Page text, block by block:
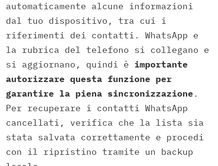
automaticamente alcune informazioni
dal tuo dispositivo, tra cui i
riferimenti dei contatti. WhatsApp e
la rubrica del telefono si collegano e
si aggiornano, quindi è importante
autorizzare questa funzione per
garantire la piena sincronizzazione .
Per recuperare i contatti WhatsApp
cancellati, verifica che la lista sia
stata salvata correttamente e procedi
con il ripristino tramite un backup